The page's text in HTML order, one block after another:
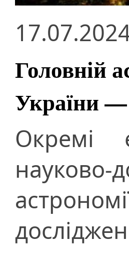
Головній
України —
Окремі